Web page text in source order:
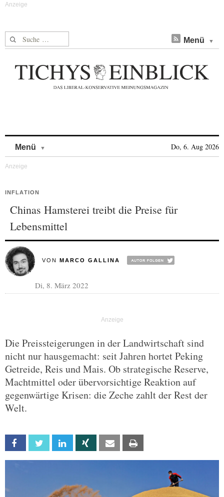
Suche nach: Menü
Menü Do, 6. Aug 2026
INFLATION
Chinas Hamsterei treibt die Preise für
Lebensmittel
VON MARCO GALLINA
Di, 8. März 2022
Die Preissteigerungen in der Landwirtschaft sind
nicht nur hausgemacht: seit Jahren hortet Peking
Getreide, Reis und Mais. Ob strategische Reserve,
Machtmittel oder übervorsichtige Reaktion auf
gegenwärtige Krisen: die Zeche zahlt der Rest der
Welt.
Facebook Twitter Linkedin Xing Email